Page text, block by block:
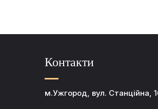
Контакти
м.Ужгород, вул. Станційна,